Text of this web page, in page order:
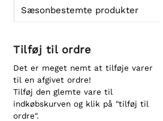
Sæsonbestemte produkter
Tilføj til ordre
Det er meget nemt at tilføje varer
til en afgivet ordre!
Tilføj den glemte vare til
indkøbskurven og klik på "tilføj til
ordre".